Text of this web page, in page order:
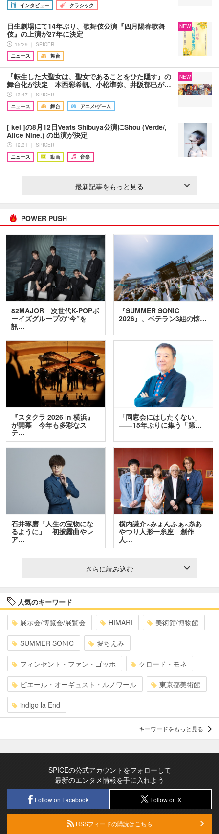
インタビュー
クラシック
日生劇場にて14年ぶり、歌舞伎公演『四月陽春歌舞
伎』の上演が27年に決定
15:29 ｜ SPICER
ニュース
舞台
NEW
『転生した大聖女は、聖女であることをひた隠す』の
舞台化が決定 本西彩希帆、小松準弥、井阪郁巳が…
13:47 ｜ SPICER
ニュース
舞台 アニメ/ゲーム
NEW
[ kei ]の8月12日Veats Shibuya公演にShou (Verde/,
Alice Nine.) の出演が決定
12:31 ｜ SPICER
ニュース
動画 音楽
最新記事をもっと見る
POWER PUSH
82MAJOR 次世代K-POPボ
ーイズグループの“今”を
訊…
『SUMMER SONIC
2026』、ベテラン3組の懐…
『スタクラ 2026 in 横浜』
が開幕 今年も多彩なス
テ…
「同窓会にはしたくない」
――15年ぶりに集う「第…
石井琢磨「人生の宝物にな
るように」 初披露曲やレ
ア…
横内謙介×みょんふぁ×糸あ
やつり人形一糸座 創作
人…
さらに読み込む
人気のキーワード
展示会/博覧会/展覧会 HIMARI 美術館/博物館
SUMMER SONIC 堀ちえみ
フィンセント・ファン・ゴッホ クロード・モネ
ピエール・オーギュスト・ルノワール 東京都美術館
indigo la End
キーワードをもっと見る
SPICEの公式アカウントをフォローして
最新のエンタメ情報を手に入れよう
Follow on Facebook Follow on X
RSSフィードの購読はこちら